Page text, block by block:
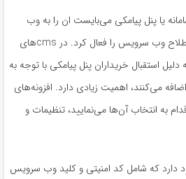
یا پنل پیامکی می‌بایست ان را به وب
سرویس متصل ساخت و به اصطلاح وب سرویس را فعال کرد. در cmsهای
استقبال خریداران پنل پیامکی با توجه به
می‌کنند، اهمیت زیادی دارد. افزونه‌های
به انتخاب‌‌ آن‌ها می‌نمایید، تنظیمات و
دارد که شامل کد امنیتی و کلید وب سرویس